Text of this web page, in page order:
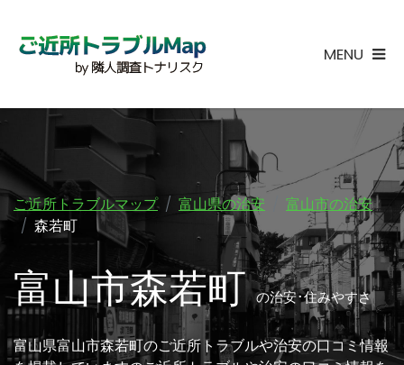
MENU
ご近所トラブルマップ 富山県の治安
富山市の治安
森若町
富山市森若町の治安･住みやすさ
富山県富山市森若町のご近所トラブルや治安の口コミ情報